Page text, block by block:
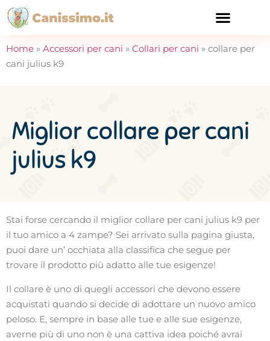
Home » Accessori per cani » Collari per cani » collare per
cani julius k9
Miglior collare per cani
julius k9
Stai forse cercando il miglior collare per cani julius k9 per
il tuo amico a 4 zampe? Sei arrivato sulla pagina giusta,
puoi dare un’ occhiata alla classifica che segue per
trovare il prodotto più adatto alle tue esigenze!
Il collare è uno di quegli accessori che devono essere
acquistati quando si decide di adottare un nuovo amico
peloso. E, sempre in base alle tue e alle sue esigenze,
averne più di uno non è una cattiva idea poiché avrai